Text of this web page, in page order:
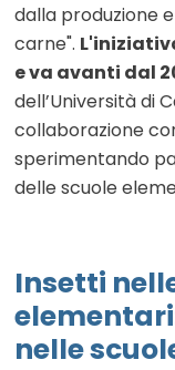
dalla produzione
carne".
e va avanti dal
dell’Università di
collaborazione
sperimentando
delle scuole
Insetti
nelle